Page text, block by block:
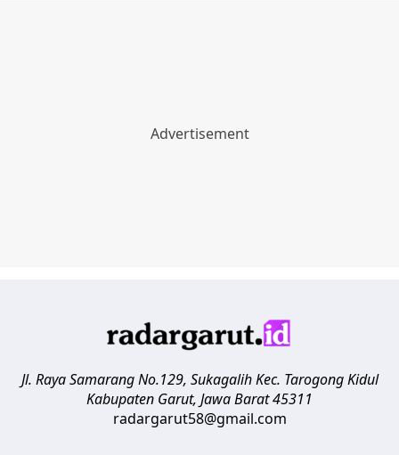
Jl. Raya Samarang No.129, Sukagalih Kec. Tarogong Kidul
Kabupaten Garut, Jawa Barat45311
radargarut58@gmail.com